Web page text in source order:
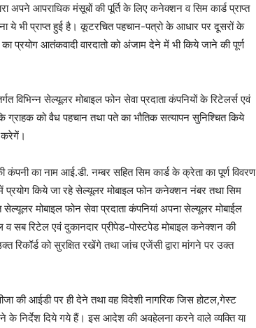
अपने आपराधिक मंसूबों की पूर्ति के लिए कनेक्शन व सिम कार्ड प्राप्त
ये भी प्राप्त हुई है। कूटरचित पहचान-पत्रो के आधार पर दूसरों के
आतंकवादी वारदातो को अंजाम देने में भी किये जाने की पूर्ण
विभिन्न सेल्यूलर मोबाइल फोन सेवा प्रदाता कंपनियों के रिटेलर्स एवं
ग्राहक को वैध पहचान तथा पते का भौतिक सत्यापन सुनिश्चित किये
करेगें।
कंपनी का नाम आई.डी. नम्बर सहित सिम कार्ड के क्रेता का पूर्ण विवरण
में प्रयोग किये जा रहे सेल्यूलर मोबाइल फोन कनेक्शन नंबर तथा सिम
मोबाइल फोन सेवा प्रदाता कंपनियां अपना सेल्यूलर मोबाईल
व सब रिटेल एवं दुकानदार प्रीपेड-पोस्टपेड मोबाइल कनेक्शन की
को सुरक्षित रखेंगे तथा जांच एजेंसी द्वारा मांगने पर उक्त
की आईडी पर ही देने तथा वह विदेशी नागरिक जिस होटल,गेस्ट
के निर्देश दिये गये हैं। इस आदेश की अवहेलना करने वाले व्यक्ति या